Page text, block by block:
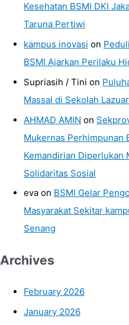
Kesehatan BSMI DKI
Taruna Pertiwi
kampus inovasi on
BSMI Ajarkan Perilaku
Supriasih / Tini on
Massal di Sekolah
AHMAD AMIN on
Mukernas Perhimpunan
Kemandirian Diperlukan
Solidaritas Sosial
eva on BSMI Gelar
Masyarakat Sekitar
Senang
Archives
February 2026
January 2026